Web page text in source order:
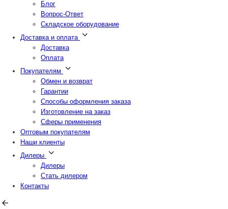
Блог
Вопрос-Ответ
Складское оборудование
Доставка и оплата
Доставка
Оплата
Покупателям
Обмен и возврат
Гарантии
Способы оформления заказа
Изготовление на заказ
Сферы применения
Оптовым покупателям
Наши клиенты
Дилеры
Дилеры
Стать дилером
Контакты